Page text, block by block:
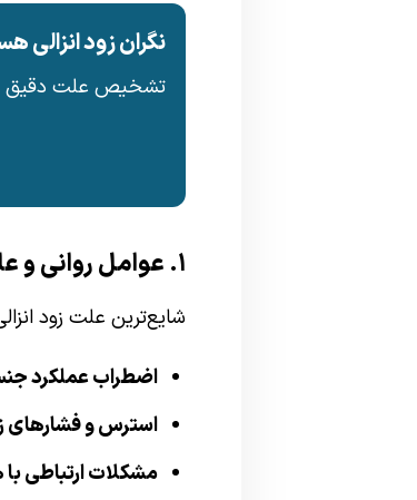
نگران زود انزالی
تشخیص علت دقیق و
۱. عوامل روانی و عاطفی
شایع‌ترین علت زود
اضطراب عملکرد
استرس و فشارهای
مشکلات ارتباطی